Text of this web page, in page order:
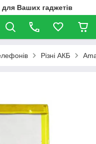
для Ваших гаджетів
Різні АКБ